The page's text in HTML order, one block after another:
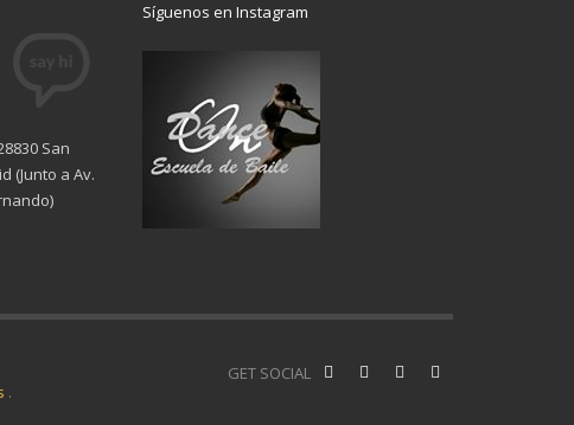
San
(Junto a Av.
Síguenos en Instagram
GET SOCIAL
.